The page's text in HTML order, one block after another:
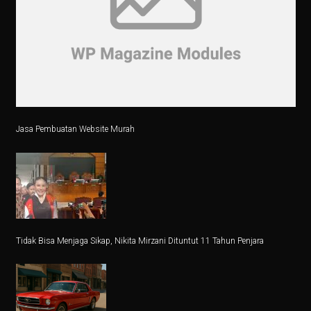
Ilmuwan Perempuan Indonesia Ciptakan Teknologi
Penurunan 6,56 Persen Kinerja Impor pada Agustus
Cabai Merah Picu Kenaikan Inflasi 0,21 Persen pada
5 Fakta Menarik Kota Mumbai, Ibu Kota Film
Film Sumber Daya Manusia: Eksplorasi Nawapol
4 Tips Investasi Perak Jangka Panjang
Jantung di Sisi Kanan Dada: Apa Itu?
Kunci Jawaban Ekonomi Kelas 11 Halaman 30 Bab 2
Pemerintah Tutup, Ekonomi AS Kena Dampak Berantai
Jasa Pembuatan Website Murah
Tidak Bisa Menjaga Sikap, Nikita Mirzani Dituntut 11 Tahun Penjara